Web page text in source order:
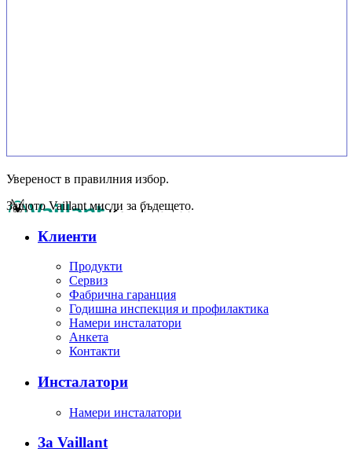
Увереност в правилния избор.
Защото Vaillant мисли за бъдещето.
Клиенти
Продукти
Сервиз
Фабрична гаранция
Годишна инспекция и профилактика
Намери инсталатори
Анкета
Контакти
Инсталатори
Намери инсталатори
За Vaillant